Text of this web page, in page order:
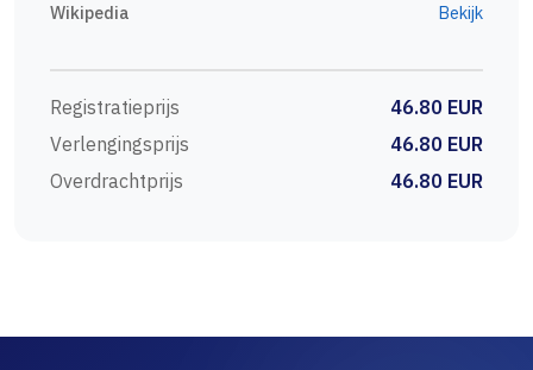
Wikipedia Bekijk
Registratieprijs
46.80 EUR
Verlengingsprijs
46.80 EUR
Overdrachtprijs
46.80 EUR